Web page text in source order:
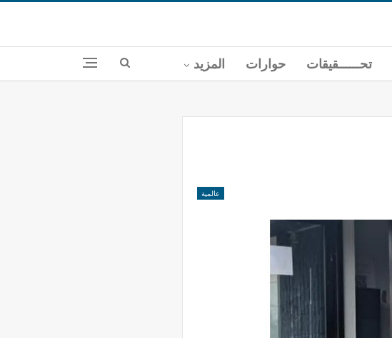
تحــــــقيقات حوارات المزيد
عالمية